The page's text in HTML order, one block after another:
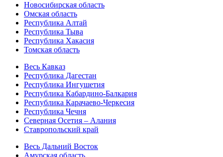
Новосибирская область
Омская область
Республика Алтай
Республика Тыва
Республика Хакасия
Томская область
Весь Кавказ
Республика Дагестан
Республика Ингушетия
Республика Кабардино-Балкария
Республика Карачаево-Черкесия
Республика Чечня
Северная Осетия – Алания
Ставропольский край
Весь Дальний Восток
Амурская область